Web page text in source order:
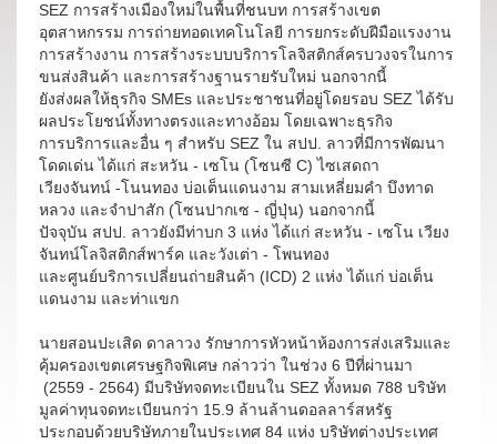
SEZ การสร้างเมืองใหม่ในพื้นที่ชนบท การสร้างเขต
อุตสาหกรรม การถ่ายทอดเทคโนโลยี การยกระดับฝีมือแรงงาน
การสร้างงาน การสร้างระบบบริการโลจิสติกส์ครบวงจรในการ
ขนส่งสินค้า และการสร้างฐานรายรับใหม่ นอกจากนี้
ยังส่งผลให้ธุรกิจ SMEs และประชาชนที่อยู่โดยรอบ SEZ ได้รับ
ผลประโยชน์ทั้งทางตรงและทางอ้อม โดยเฉพาะธุรกิจ
การบริการและอื่น ๆ สำหรับ SEZ ใน สปป. ลาวที่มีการพัฒนา
โดดเด่น ได้แก่ สะหวัน - เซโน (โซนซี C) ไซเสดถา
เวียงจันทน์ -โนนทอง บ่อเต็นแดนงาม สามเหลี่ยมคำ บึงทาด
หลวง และจำปาสัก (โซนปากเซ - ญี่ปุ่น) นอกจากนี้
ปัจจุบัน สปป. ลาวยังมีท่าบก 3 แห่ง ได้แก่ สะหวัน - เซโน เวียง
จันทน์โลจิสติกส์พาร์ค และวังเต่า - โพนทอง
และศูนย์บริการเปลี่ยนถ่ายสินค้า (ICD) 2 แห่ง ได้แก่ บ่อเต็น
แดนงาม และท่าแขก
นายสอนปะเสิด ดาลาวง รักษาการหัวหน้าห้องการส่งเสริมและ
คุ้มครองเขตเศรษฐกิจพิเศษ กล่าวว่า ในช่วง 6 ปีที่ผ่านมา
(2559 - 2564) มีบริษัทจดทะเบียนใน SEZ ทั้งหมด 788 บริษัท
มูลค่าทุนจดทะเบียนกว่า 15.9 ล้านล้านดอลลาร์สหรัฐ
ประกอบด้วยบริษัทภายในประเทศ 84 แห่ง บริษัทต่างประเทศ